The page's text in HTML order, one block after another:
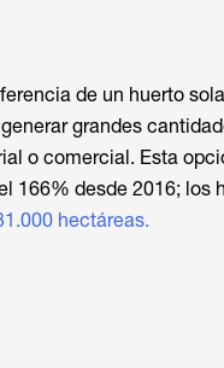
de un huerto
grandes
o comercial. Esta
166% desde 2016; los
hectáreas.